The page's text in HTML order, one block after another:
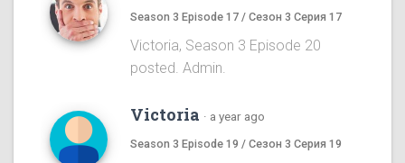
Season 3 Episode 17 / Сезон 3 Серия 17
Victoria, Season 3 Episode 20
posted. Admin.
Victoria · a year ago
Season 3 Episode 19 / Сезон 3 Серия 19